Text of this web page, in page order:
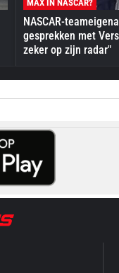
MAX IN NASCAR?
NASCAR-
gesprekken met
zeker op zijn radar"